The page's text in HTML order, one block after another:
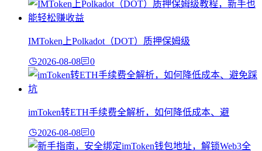
IMToken上Polkadot（DOT）质押保姆级
2026-08-08 0
imToken转ETH手续费全解析，如何降低成本、避
2026-08-08 0